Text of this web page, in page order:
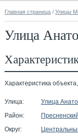
Главная страница / Улицы
Улица
Характеристика
Улица:
Улица
Район:
Пресненский
Округ: